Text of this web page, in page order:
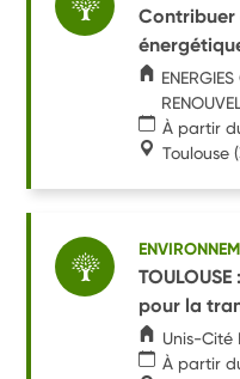
Contribuer
À partir
Toulouse
pour la
Unis-
À partir